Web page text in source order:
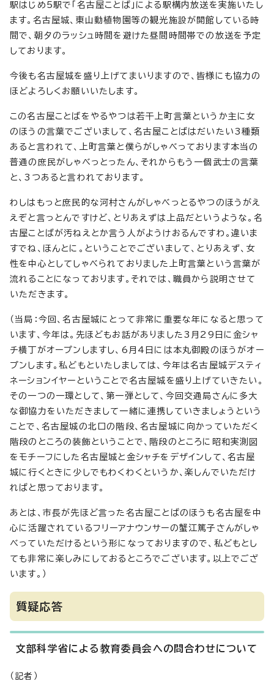
駅はじめ5駅で「名古屋ことば」による駅構内放送を実施いたし
ます。名古屋城、東山動植物園等の観光施設が開館している時
間で、朝夕のラッシュ時間を避けた昼間時間帯での放送を予定
しております。
今後も名古屋城を盛り上げてまいりますので、皆様にも協力の
ほどよろしくお願いいたします。
この名古屋ことばをやるやつは若干上町言葉というか主に女
のほうの言葉でございまして、名古屋ことばはだいたい3種類
あると言われて、上町言葉と僕らがしゃべっております本当の
普通の庶民がしゃべっとったん、それからもう一個武士の言葉
と、3つあると言われております。
わしはもっと庶民的な河村さんがしゃべっとるやつのほうがえ
えぞと言っとんですけど、とりあえずは上品だというような。名
古屋ことばが汚ねえとか言う人がようけおるんですわ。違いま
すでね、ほんとに。ということでございまして、とりあえず、女
性を中心としてしゃべられておりました上町言葉という言葉が
流れることになっております。それでは、職員から説明させて
いただきます。
（当局：今回、名古屋城にとって非常に重要な年になると思って
います、今年は。先ほどもお話がありました3月29日に金シャ
チ横丁がオープンしますし、6月4日には本丸御殿のほうがオー
プンします。私どもといたしましては、今年は名古屋城デスティ
ネーションイヤーということで名古屋城を盛り上げていきたい。
その一つの一環として、第一弾として、今回交通局さんに多大
な御協力をいただきまして一緒に連携していきましょうという
ことで、名古屋城の北口の階段、名古屋城に向かっていただく
階段のところの装飾ということで、階段のところに昭和実測図
をモチーフにした名古屋城と金シャチをデザインして、名古屋
城に行くときに少しでもわくわくというか、楽しんでいただけ
ればと思っております。
あとは、市長が先ほど言った名古屋ことばのほうも名古屋を中
心に活躍されているフリーアナウンサーの蟹江篤子さんがしゃ
べっていただけるという形になっておりますので、私どもとし
ても非常に楽しみにしておるところでございます。以上でござ
います。）
質疑応答
文部科学省による教育委員会への問合わせについて
（記者）